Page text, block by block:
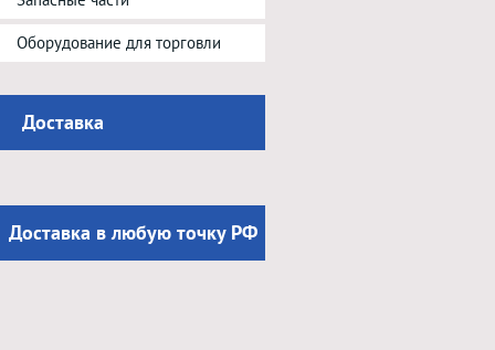
Оборудование для торговли
Доставка
Доставка в любую точку РФ